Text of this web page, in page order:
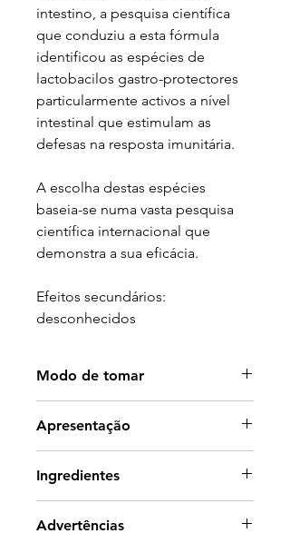
intestino, a pesquisa científica
que conduziu a esta fórmula
identificou as espécies de
lactobacilos gastro-protectores
particularmente activos a nível
intestinal que estimulam as
defesas na resposta imunitária.
A escolha destas espécies
baseia-se numa vasta pesquisa
científica internacional que
demonstra a sua eficácia.
Efeitos secundários:
desconhecidos
Modo de tomar
por dia, puro ou diluído num
pouco de água.
Crianças acima dos 8 anos: 10-
15ml por dia, puro ou diluído
num pouco de água.
Apresentação
Ingredientes
Mel de Manuka - 750mg;
Advertências